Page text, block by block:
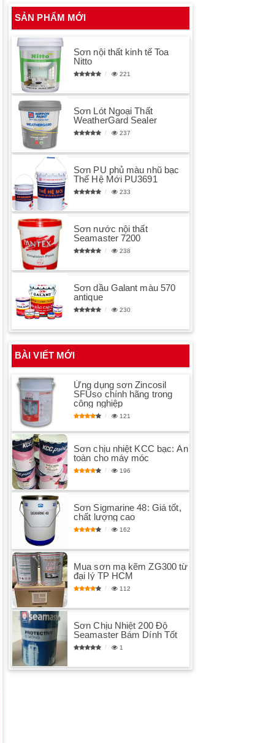
SẢN PHẨM MỚI
Sơn nội thất kinh tế Toa
Nitto
221
Sơn Lót Ngoại Thất
WeatherGard Sealer
237
Sơn PU phủ màu nhũ bạc
Thế Hệ Mới PU3691
233
Sơn nước nội thất
Seamaster 7200
238
Sơn dầu Galant màu 570
antique
230
BÀI VIẾT MỚI
Ứng dụng sơn Zincosil
SFUso chính hãng trong
công nghiệp
121
Sơn chịu nhiệt KCC bạc: An
toàn cho máy móc
196
Sơn Sigmarine 48: Giá tốt,
chất lượng cao
162
Mua sơn mạ kẽm ZG300 từ
đại lý TP HCM
112
Sơn Chịu Nhiệt 200 Độ
Seamaster Bám Dính Tốt
1